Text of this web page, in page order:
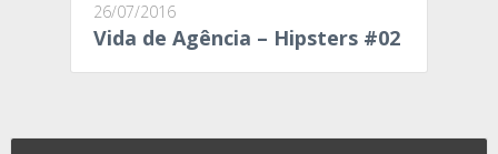
26/07/2016
Vida de Agência – Hipsters #02